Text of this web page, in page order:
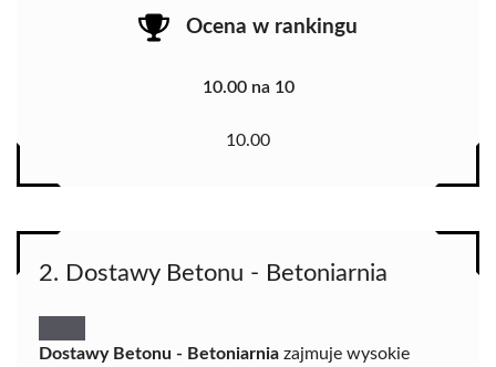
Ocena w rankingu
10.00 na 10
10.00
2. Dostawy Betonu - Betoniarnia
Dostawy Betonu - Betoniarnia zajmuje wysokie